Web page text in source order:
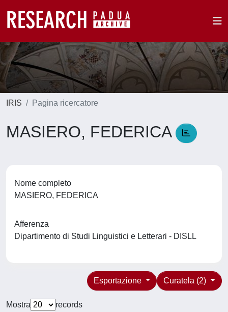
IRIS Pagina ricercatore
MASIERO, FEDERICA
Nome completo
MASIERO, FEDERICA
Afferenza
Dipartimento di Studi Linguistici e Letterari - DISLL
Curatela (2)
Esportazione
Mostra
records